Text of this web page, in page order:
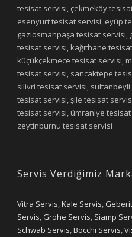
tesisat servisi, çekmeköy
esenyurt tesisat servisi, eyüp
gaziosmanpaşa tesisat servisi,
tesisat servisi, kağıthane
küçükçekmece tesisat servisi,
tesisat servisi, sancaktepe
silivri tesisat servisi,
tesisat servisi, şile tesisat
tesisat servisi, ümraniye
zeytinburnu tesisat servisi
Servis Verdiğimiz
Vitra Servis,Kale Servis,
Servis, Grohe Servis, Siamp
Schwab Servis,Bocchi Servis,